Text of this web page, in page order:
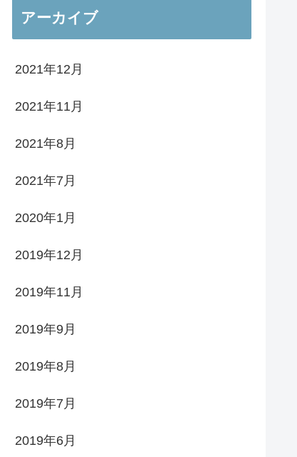
アーカイブ
2021年12月
2021年11月
2021年8月
2021年7月
2020年1月
2019年12月
2019年11月
2019年9月
2019年8月
2019年7月
2019年6月